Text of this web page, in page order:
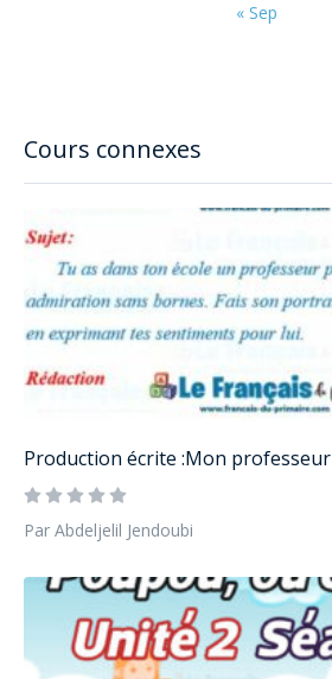
Cours connexes
Production écrite :Mon professeur
Par Abdeljelil Jendoubi
« Sep